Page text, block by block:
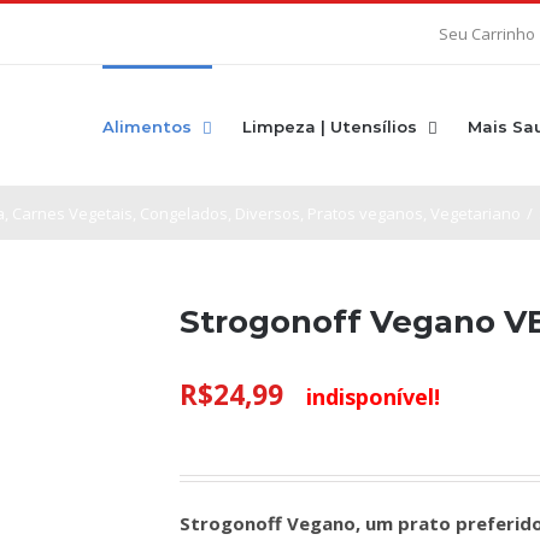
Seu Carrinho
Alimentos Limpeza | Utensílios Mais
Strogonoff Vegano
R$24,99 indisponível!
Strogonoff Vegano, um prato